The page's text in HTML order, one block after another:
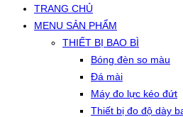
TRANG CHỦ
MENU SẢN PHẨM
THIẾT BỊ BAO BÌ
Bóng đèn so màu
Đá mài
Máy đo lực kéo đứt
Thiết bị đo độ dày